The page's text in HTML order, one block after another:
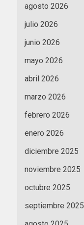
agosto 2026
julio 2026
junio 2026
mayo 2026
abril 2026
marzo 2026
febrero 2026
enero 2026
diciembre 2025
noviembre 2025
octubre 2025
septiembre 2025